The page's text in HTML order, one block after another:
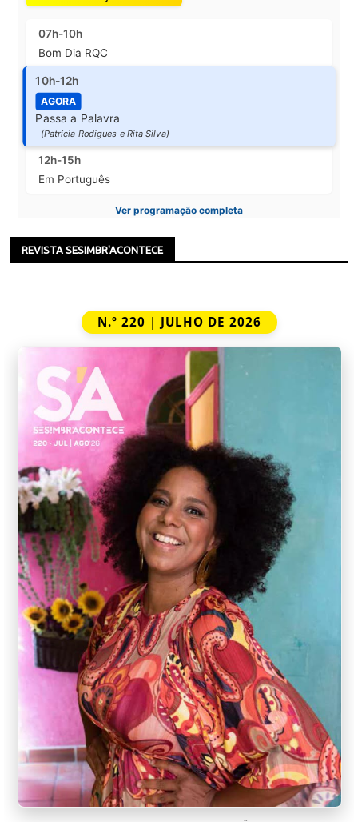
07h-10h
Bom Dia RQC
10h-12h
AGORA
Passa a Palavra
(Patrícia Rodigues e Rita Silva)
12h-15h
Em Português
Ver programação completa
REVISTA SESIMBR'ACONTECE
N.º 220 | JULHO DE 2026